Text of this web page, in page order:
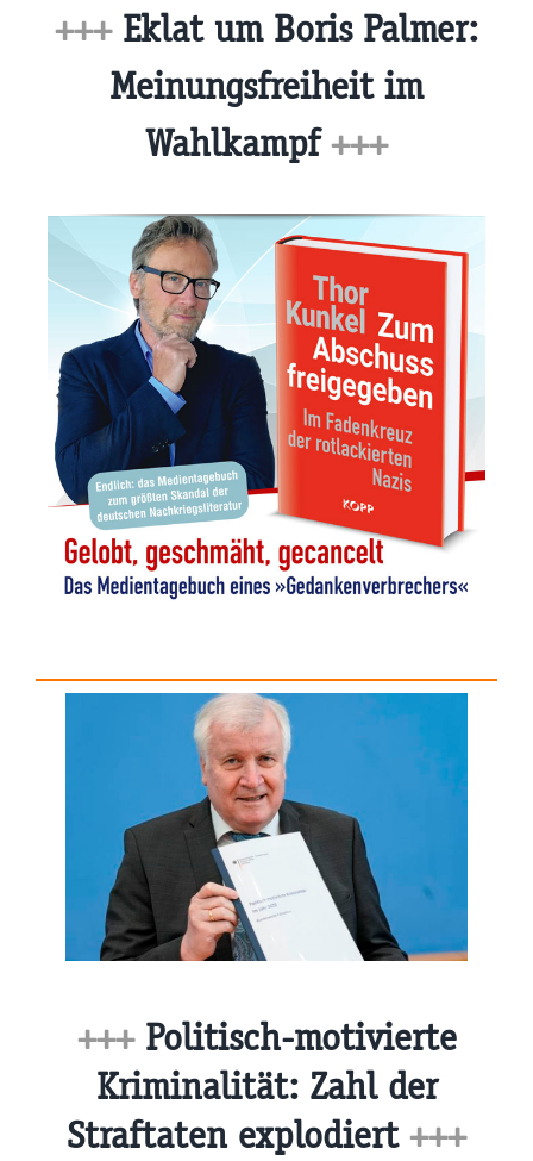
+++Eklat um Boris Palmer:
Meinungsfreiheit im
Wahlkampf+++
+++Politisch-motivierte
Kriminalität: Zahl der
Straftaten explodiert +++